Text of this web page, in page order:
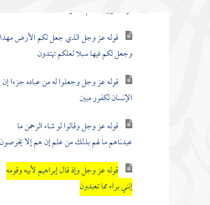
قرآنا عربيا لعلكم تعقلون
قوله عز وجل الذي جعل لكم الأرض مهدا
وجعل لكم فيها سبلا لعلكم تهتدون
قوله عز وجل وجعلوا له من عباده جزءا إن
الإنسان لكفور مبين
قوله عز وجل وقالوا لو شاء الرحمن ما
عبدناهم ما لهم بذلك من علم إن هم إلا يخرصون
قوله عز وجل وإذ قال إبراهيم لأبيه وقومه
إنني براء مما تعبدون